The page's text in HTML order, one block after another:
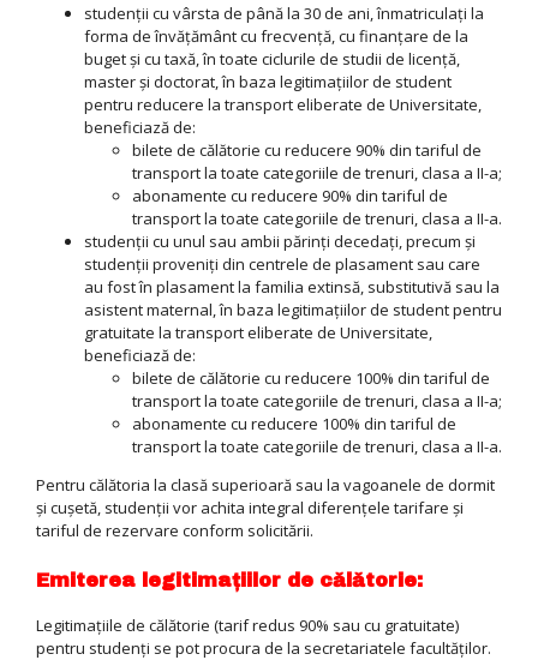
studenții cu vârsta de până la 30 de ani, înmatriculați la
forma de învățământ cu frecvență, cu finanțare de la
buget și cu taxă, în toate ciclurile de studii de licență,
master și doctorat, în baza legitimațiilor de student
pentru reducere la transport eliberate de Universitate,
beneficiază de:
bilete de călătorie cu reducere 90% din tariful de
transport la toate categoriile de trenuri, clasa a II-a;
abonamente cu reducere 90% din tariful de
transport la toate categoriile de trenuri, clasa a II-a.
studenții cu unul sau ambii părinţi decedaţi, precum şi
studenţii proveniţi din centrele de plasament sau care
au fost în plasament la familia extinsă, substitutivă sau la
asistent maternal, în baza legitimațiilor de student pentru
gratuitate la transport eliberate de Universitate,
beneficiază de:
bilete de călătorie cu reducere 100% din tariful de
transport la toate categoriile de trenuri, clasa a II-a;
abonamente cu reducere 100% din tariful de
transport la toate categoriile de trenuri, clasa a II-a.
Pentru călătoria la clasă superioară sau la vagoanele de dormit
şi cuşetă, studenții vor achita integral diferențele tarifare și
tariful de rezervare conform solicitării.
Emiterea legitimațiilor de călătorie:
Legitimațiile de călătorie (tarif redus 90% sau cu gratuitate)
pentru studenți se pot procura de la secretariatele facultăților.